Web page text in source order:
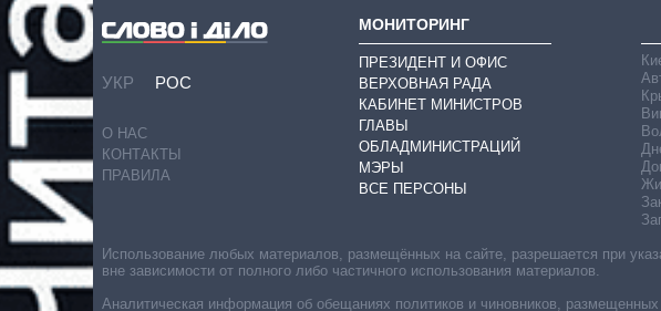
УКР РОС
О НАС
КОНТАКТЫ
ПРАВИЛА
МОНИТОРИНГ
ПРЕЗИДЕНТ И ОФИС
ВЕРХОВНАЯ РАДА
КАБИНЕТ МИНИСТРОВ
ГЛАВЫ
ОБЛАДМИНИСТРАЦИЙ
МЭРЫ
ВСЕ ПЕРСОНЫ
Использование любых материалов, размещённых на сайте, разрешается при
вне зависимости от полного либо частичного использования материалов.
Аналитическая информация об обещаниях политиков и чиновников,